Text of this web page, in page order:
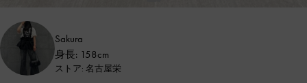
Sakura
身長: 158cm
ストア: 名古屋栄